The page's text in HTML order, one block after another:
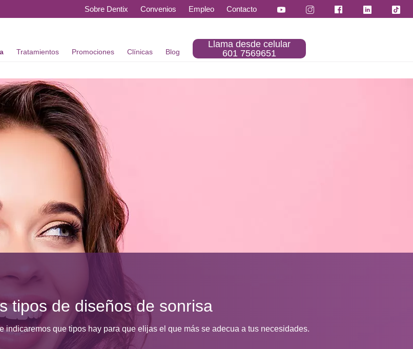
Sobre Dentix Convenios Empleo Contacto
Llama desde celular
601 7569651
Tratamientos Promociones Clínicas Blog
tipos de diseños de sonrisa
que tipos hay para que elijas el que más se adecua a tus necesidades.